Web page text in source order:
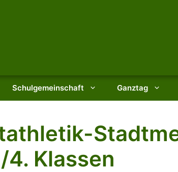
Schulgemeinschaft Ganztag
4. Klassen